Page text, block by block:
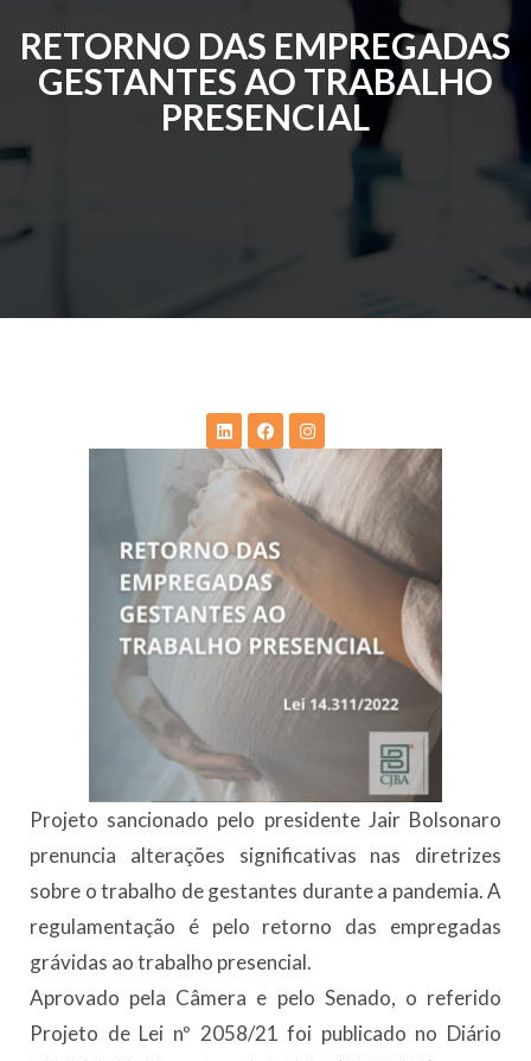
RETORNO DAS EMPREGADAS
GESTANTES AO TRABALHO
PRESENCIAL
Projeto sancionado pelo presidente Jair Bolsonaro
prenuncia alterações significativas nas diretrizes
sobre o trabalho de gestantes durante a pandemia. A
regulamentação é pelo retorno das empregadas
grávidas ao trabalho presencial.
Aprovado pela Câmera e pelo Senado, o referido
Projeto de Lei nº 2058/21 foi publicado no Diário